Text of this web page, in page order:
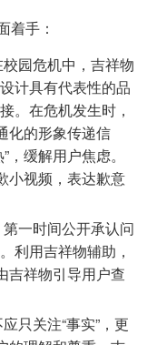
着手：
园危机中，吉祥物
计具有代表性的品
。在危机发生时，
化的形象传递信
缓解用户焦虑。
小视频，表达歉意
一时间公开承认问
利用吉祥物辅助，
吉祥物引导用户查
只关注“事实”，更